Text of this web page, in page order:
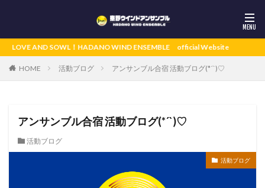
AND SOWL！HADANO WIND ENSEMBLE official Website
HOME 活動ブログ アンサンブル合宿 活動ブログ(*´`)♡
アンサンブル合宿 活動ブログ(*´`)♡
活動ブログ
活動ブログ